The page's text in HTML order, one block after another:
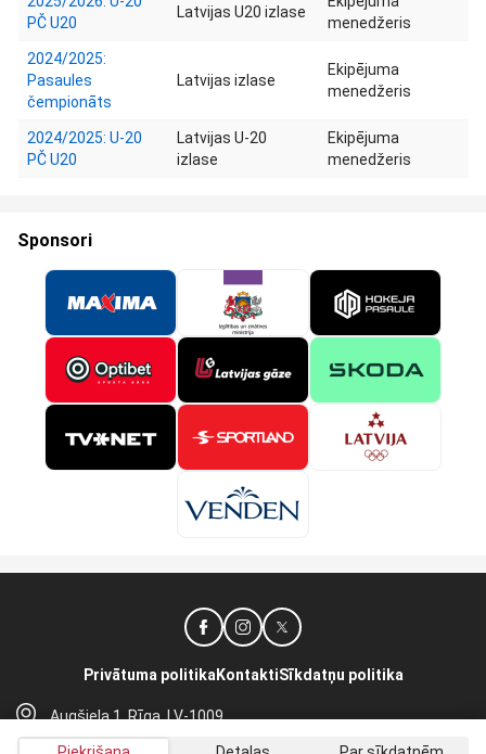
PČ U20
Latvijas U20 izlase
menedžeris
2024/2025:
Pasaules
čempionāts
Latvijas izlase
Ekipējuma
menedžeris
2024/2025: U-20
PČ U20
Latvijas U-20
izlase
Ekipējuma
menedžeris
Sponsori
Augšiela 1, Rīga, LV-1009
lhf@lhf.lv
Privātuma politika KontaktiSīkdatņu politika